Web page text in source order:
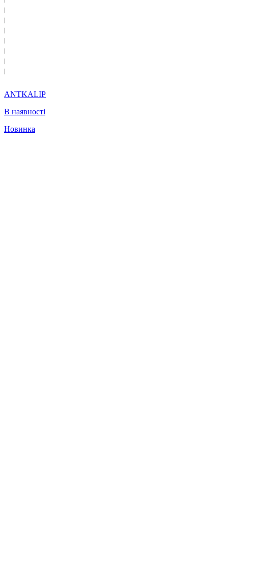
ANTKALIP
В наявності
Новинка